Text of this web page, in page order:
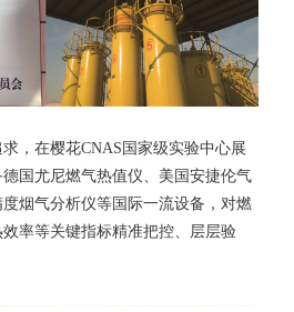
在樱花CNAS国家级实验中心展
国尤尼燃气热值仪、美国安捷伦气
烟气分析仪等国际一流设备，对燃
率等关键指标精准把控、层层验